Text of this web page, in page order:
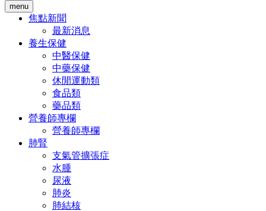
menu
焦點新聞
最新消息
養生保健
中醫保健
中藥保健
休閒運動類
食品類
藥品類
營養師專欄
營養師專欄
肺腎
支氣管擴張症
水腫
尿液
肺炎
肺結核